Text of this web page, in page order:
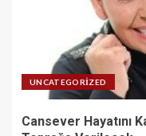
UNCATEGORIZED
Cansever Hayatını